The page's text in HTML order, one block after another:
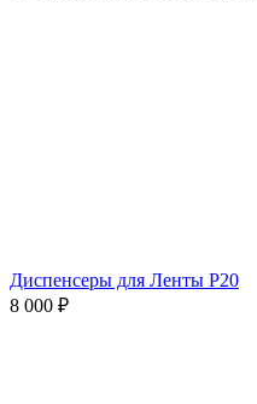
Диспенсеры для Ленты P20
8 000 ₽